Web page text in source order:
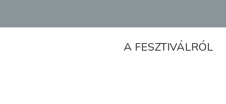
A FESZTIVÁLRÓL